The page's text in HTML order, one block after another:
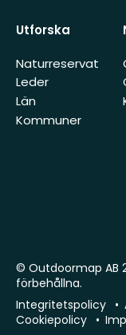
Utforska
Naturreservat
Leder
Län
Kommuner
© Outdoormap AB
förbehållna.
Integritetspolicy
Cookiepolicy